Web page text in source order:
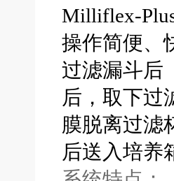
Milliflex-
操作简便、
过滤漏斗后
后，取下过
膜脱离过滤
后送入培养